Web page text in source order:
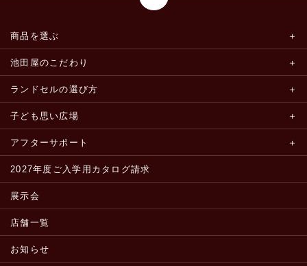
商品を選ぶ
池田屋のこだわり
ランドセルの選び方
子ども思い広場
アフターサポート
2027年度ご入学用カタログ請求
展示会
店舗一覧
お知らせ